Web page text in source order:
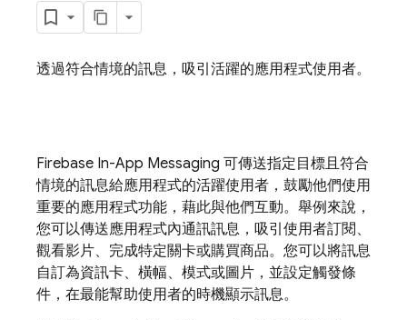
透過符合情境的訊息，吸引活躍的應用程式使用者。
Firebase In-App Messaging 可傳送指定目標且符合
情境的訊息給應用程式的活躍使用者，鼓勵他們使用
重要的應用程式功能，藉此與他們互動。舉例來說，
您可以傳送應用程式內通訊訊息，吸引使用者訂閱、
觀看影片、完成特定關卡或購買商品。您可以將訊息
自訂為資訊卡、橫幅、模式或圖片，並設定觸發條
件，在最能幫助使用者的時機顯示訊息。